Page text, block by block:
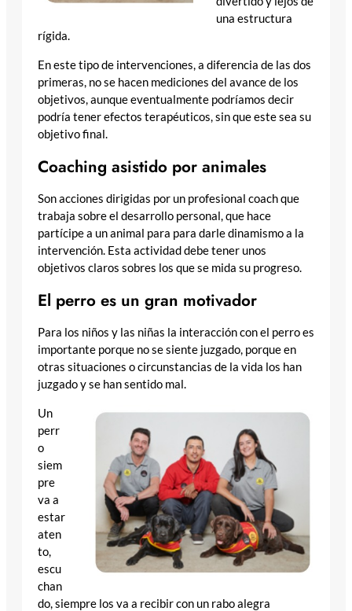
una estructura
rígida.
En este tipo de intervenciones, a diferencia de las dos
primeras, no se hacen mediciones del avance de los
objetivos, aunque eventualmente podríamos decir
podría tener efectos terapéuticos, sin que este sea su
objetivo final.
Coaching asistido por animales
Son acciones dirigidas por un profesional coach que
trabaja sobre el desarrollo personal, que hace
partícipe a un animal para para darle dinamismo a la
intervención. Esta actividad debe tener unos
objetivos claros sobres los que se mida su progreso.
El perro es un gran motivador
Para los niños y las niñas la interacción con el perro es
importante porque no se siente juzgado, porque en
otras situaciones o circunstancias de la vida los han
juzgado y se han sentido mal.
Un
perr
o
siem
pre
va a
estar
aten
to,
escu
chan
do, siempre los va a recibir con un rabo alegra